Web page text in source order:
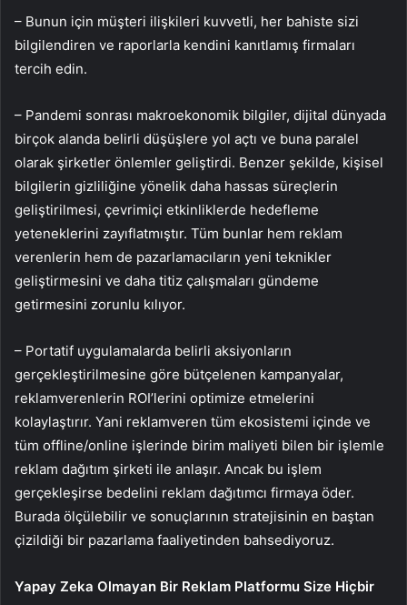
– Bunun için müşteri ilişkileri kuvvetli, her bahiste sizi
bilgilendiren ve raporlarla kendini kanıtlamış firmaları
tercih edin.
– Pandemi sonrası makroekonomik bilgiler, dijital dünyada
birçok alanda belirli düşüşlere yol açtı ve buna paralel
olarak şirketler önlemler geliştirdi. Benzer şekilde, kişisel
bilgilerin gizliliğine yönelik daha hassas süreçlerin
geliştirilmesi, çevrimiçi etkinliklerde hedefleme
yeteneklerini zayıflatmıştır. Tüm bunlar hem reklam
verenlerin hem de pazarlamacıların yeni teknikler
geliştirmesini ve daha titiz çalışmaları gündeme
getirmesini zorunlu kılıyor.
– Portatif uygulamalarda belirli aksiyonların
gerçekleştirilmesine göre bütçelenen kampanyalar,
reklamverenlerin ROI’lerini optimize etmelerini
kolaylaştırır. Yani reklamveren tüm ekosistemi içinde ve
tüm offline/online işlerinde birim maliyeti bilen bir işlemle
reklam dağıtım şirketi ile anlaşır. Ancak bu işlem
gerçekleşirse bedelini reklam dağıtımcı firmaya öder.
Burada ölçülebilir ve sonuçlarının stratejisinin en baştan
çizildiği bir pazarlama faaliyetinden bahsediyoruz.
Yapay Zeka Olmayan Bir Reklam Platformu Size Hiçbir